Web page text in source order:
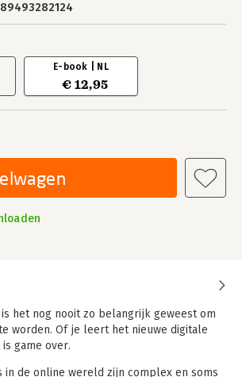
E-book | NL
€ 12,95
het nog nooit zo belangrijk geweest om
worden. Of je leert het nieuwe digitale
game over.
in de online wereld zijn complex en soms